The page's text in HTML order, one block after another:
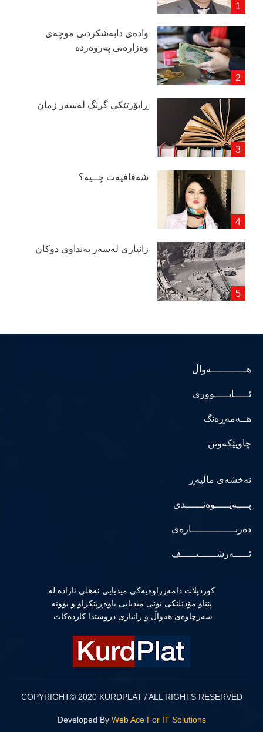
وادەی دابەشكردنی موچەی
وەزارەتی پەروەردە
ڕاپۆرتێكی گرنگ لەسەر زمان
شەفافیەت چــیە؟
زانیاری لەسەر بەنداوی دوكان
هــــــــــــەواڵ
ئـــــابـــــووری
هــەمەڕەنگ
چاوپێکەوتن
نەخشەی ماڵپەڕ
پــــەیـــــوەنــــــدی
دەربـــــــــــــــارەی
ئـــــەرشــــــیـــــف
كوردپلات دامەزراوەیەكی میدیایی ئەهلی ئازادە لە
پێناو مۆدێلێكی نوێی میدیایی باوەڕپێكراو و بوونە
سەرچاوەی هەواڵ و زانیاری دروستدا كاردەكات.
COPYRIGHT© 2020 KURDPLAT / ALL RIGHTS RESERVED
Web Ace For IT Solutions
Developed By